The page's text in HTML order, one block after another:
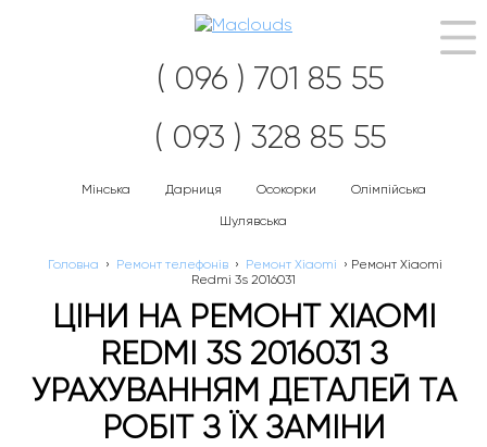
( 096 ) 701 85 55
( 093 ) 328 85 55
Мінська Дарниця Осокорки Олімпійська
Шулявська
Головна › Ремонт телефонів › Ремонт Xiaomi › Ремонт Xiaomi
Redmi 3s 2016031
ЦІНИ НА РЕМОНТ XIAOMI
REDMI 3S 2016031 З
УРАХУВАННЯМ ДЕТАЛЕЙ ТА
РОБІТ З ЇХ ЗАМІНИ